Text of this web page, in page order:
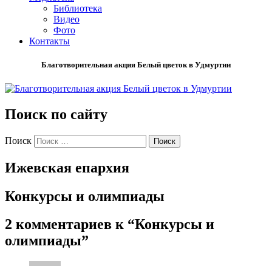
Библиотека
Видео
Фото
Контакты
Благотворительная акция Белый цветок в Удмуртии
Поиск по сайту
Поиск
Ижевская епархия
Конкурсы и олимпиады
2 комментариев к “Конкурсы и
олимпиады”